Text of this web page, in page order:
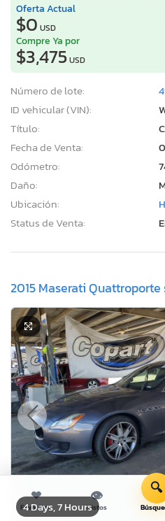
Oferta Actual
$0 USD
Compre Ya por
$3,475USD
Número de lote:
ID vehicular (VIN):
Título:
Fecha de Venta:
Odómetro:
Daño:
Ubicación:
Status de Venta:
2015 Maserati Quattroporte
4 Days, 7 Hours
❤
Favoritos
👁
Vistos
🔍